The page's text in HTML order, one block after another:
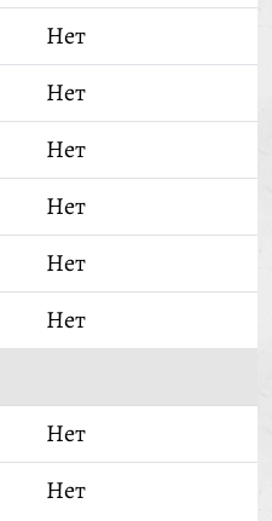
Нет
Нет
Нет
Нет
Нет
Нет
Нет
Нет